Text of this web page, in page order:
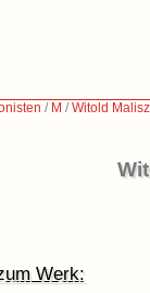
/ M /Witold
Werk: